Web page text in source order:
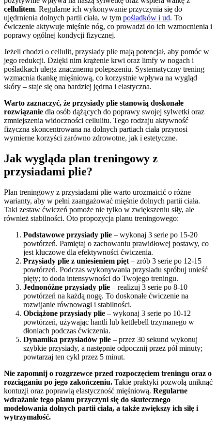
cellulitem. Regularne ich wykonywanie przyczynia się do
ujędrnienia dolnych partii ciała, w tym pośladków i ud. To
ćwiczenie aktywuje mięśnie nóg, co prowadzi do ich wzmocnienia i
poprawy ogólnej kondycji fizycznej.
Jeżeli chodzi o cellulit, przysiady plie mają potencjał, aby pomóc w
jego redukcji. Dzięki nim krążenie krwi oraz limfy w nogach i
pośladkach ulega znacznemu polepszeniu. Systematyczny trening
wzmacnia tkankę mięśniową, co korzystnie wpływa na wygląd
skóry – staje się ona bardziej jędrna i elastyczna.
Warto zaznaczyć, że przysiady plie stanowią doskonałe
rozwiązanie dla osób dążących do poprawy swojej sylwetki oraz
zmniejszenia widoczności cellulitu. Tego rodzaju aktywność
fizyczna skoncentrowana na dolnych partiach ciała przynosi
wymierne korzyści zarówno zdrowotne, jak i estetyczne.
Jak wygląda plan treningowy z
przysiadami plie?
Plan treningowy z przysiadami plie warto urozmaicić o różne
warianty, aby w pełni zaangażować mięśnie dolnych partii ciała.
Taki zestaw ćwiczeń pomoże nie tylko w zwiększeniu siły, ale
również stabilności. Oto propozycja planu treningowego:
Podstawowe przysiady plie – wykonaj 3 serie po 15-20
powtórzeń. Pamiętaj o zachowaniu prawidłowej postawy, co
jest kluczowe dla efektywności ćwiczenia.
Przysiady plie z uniesieniem pięt – zrób 3 serie po 12-15
powtórzeń. Podczas wykonywania przysiadu spróbuj unieść
pięty; to doda intensywności do Twojego treningu.
Jednonóżne przysiady plie – realizuj 3 serie po 8-10
powtórzeń na każdą nogę. To doskonałe ćwiczenie na
rozwijanie równowagi i stabilności.
Obciążone przysiady plie – wykonaj 3 serie po 10-12
powtórzeń, używając hantli lub kettlebell trzymanego w
dłoniach podczas ćwiczenia.
Dynamika przysiadów plie – przez 30 sekund wykonuj
szybkie przysiady, a następnie odpocznij przez pół minuty;
powtarzaj ten cykl przez 5 minut.
Nie zapomnij o rozgrzewce przed rozpoczęciem treningu oraz o
rozciąganiu po jego zakończeniu. Takie praktyki pozwolą uniknąć
kontuzji oraz poprawią elastyczność mięśniową. Regularne
wdrażanie tego planu przyczyni się do skutecznego
modelowania dolnych partii ciała, a także zwiększy ich siłę i
wytrzymałość.